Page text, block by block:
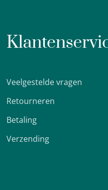
Veelgestelde vragen
Retourneren
Betaling
Verzending